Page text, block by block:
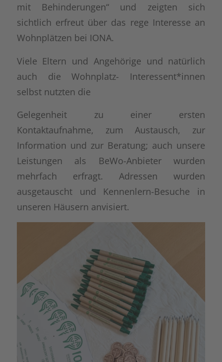
mit Behinderungen“ und zeigten sich
sichtlich erfreut über das rege Interesse an
Wohnplätzen bei IONA.
Viele Eltern und Angehörige und natürlich
auch die Wohnplatz- Interessent*innen
selbst nutzten die
Gelegenheit zu einer ersten
Kontaktaufnahme, zum Austausch, zur
Information und zur Beratung; auch unsere
Leistungen als BeWo-Anbieter wurden
mehrfach erfragt. Adressen wurden
ausgetauscht und Kennenlern-Besuche in
unseren Häusern anvisiert.